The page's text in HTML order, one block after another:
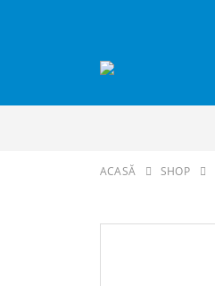
ACASĂ SHOP